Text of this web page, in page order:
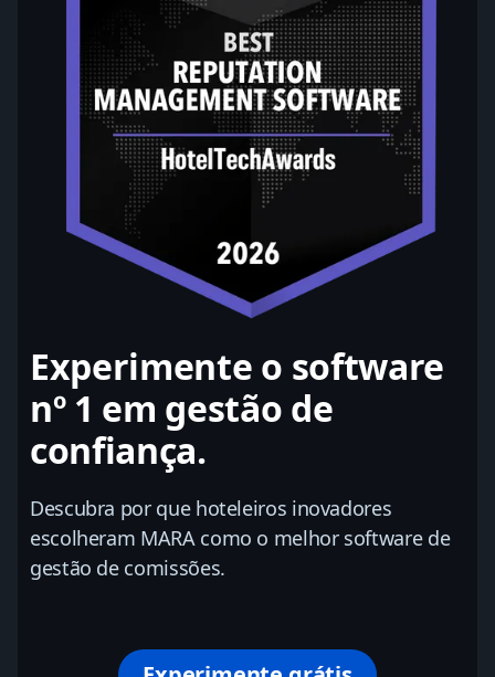
Experimente o software
nº 1 em gestão de
confiança.
Descubra por que hoteleiros inovadores
escolheram MARA como o melhor software de
gestão de comissões.